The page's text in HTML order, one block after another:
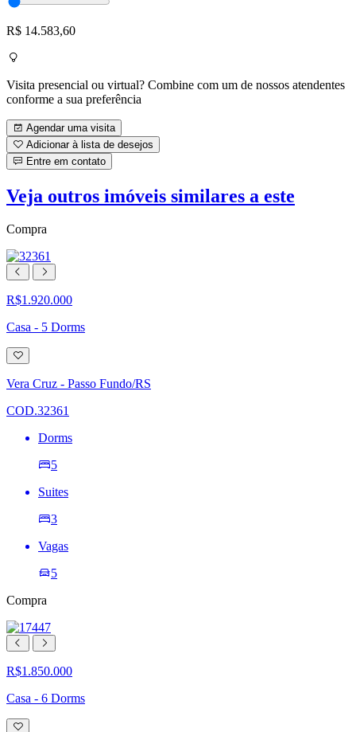
R$ 14.583,60
Visita presencial ou virtual? Combine com um de nossos atendentes
conforme a sua preferência
Agendar uma visita
Adicionar à lista de desejos
Entre em contato
Veja outros imóveis similares a este
Compra
R$1.920.000
Casa - 5 Dorms
Adicionar
à
lista
de
Vera Cruz - Passo Fundo/RS
COD.32361
Dorms
5
Suites
3
Vagas
5
Compra
R$1.850.000
Casa - 6 Dorms
Adicionar